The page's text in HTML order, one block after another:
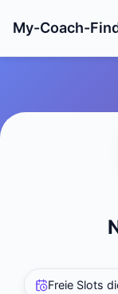
My-Coach-
Freie Slots